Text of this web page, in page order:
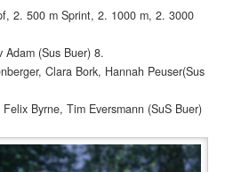
2. 500 m Sprint, 2. 1000 m, 2. 3000
(Sus Buer) 8.
Clara Bork, Hannah Peuser(Sus
Byrne, Tim Eversmann (SuS Buer)